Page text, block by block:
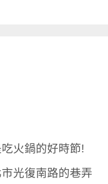
火鍋的好時節!
光復南路的巷弄